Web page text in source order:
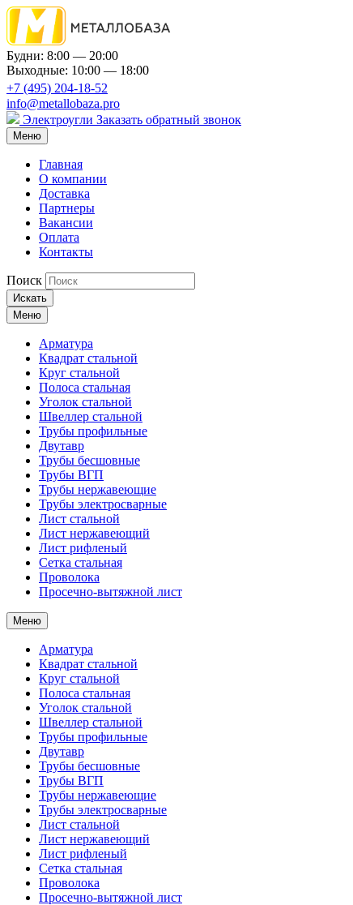
Будни: 8:00 — 20:00
Выходные: 10:00 — 18:00
+7 (495) 204-18-52
info@metallobaza.pro
Электроугли Заказать обратный звонок
Меню
Главная
О компании
Доставка
Партнеры
Вакансии
Оплата
Контакты
Поиск
Искать
Меню
Арматура
Квадрат стальной
Круг стальной
Полоса стальная
Уголок стальной
Швеллер стальной
Трубы профильные
Двутавр
Трубы бесшовные
Трубы ВГП
Трубы нержавеющие
Трубы электросварные
Лист стальной
Лист нержавеющий
Лист рифленый
Сетка стальная
Проволока
Просечно-вытяжной лист
Меню
Арматура
Квадрат стальной
Круг стальной
Полоса стальная
Уголок стальной
Швеллер стальной
Трубы профильные
Двутавр
Трубы бесшовные
Трубы ВГП
Трубы нержавеющие
Трубы электросварные
Лист стальной
Лист нержавеющий
Лист рифленый
Сетка стальная
Проволока
Просечно-вытяжной лист